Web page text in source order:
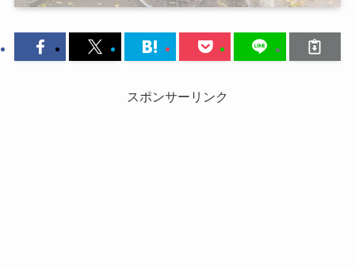
スポンサーリンク